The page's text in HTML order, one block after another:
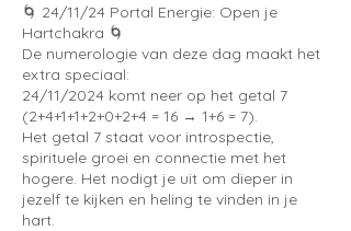
🌀 24/11/24 Portal Energie: Open je
Hartchakra 🌀
De numerologie van deze dag maakt het
extra speciaal:
24/11/2024 komt neer op het getal 7
(2+4+1+1+2+0+2+4 = 16 → 1+6 = 7).
Het getal 7 staat voor introspectie,
spirituele groei en connectie met het
hogere. Het nodigt je uit om dieper in
jezelf te kijken en heling te vinden in je
hart.